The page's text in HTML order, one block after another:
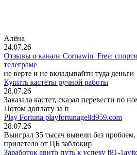
Алёна
24.07.26
Отзывы о канале Cornawin_Free:
телеграме
не верте и не вкладывайтн туда деньги
Купить кастеты ручной работы
28.07.26
Заказала кастет, сказал перевести по
Потом доплату за п
Play Fortuna playfortunage8d959.com
28.07.26
Выиграл 35 тысяч вывели без проблем,
прилетело от ЦБ заблокир
Заработок авито путь к успеху f81-